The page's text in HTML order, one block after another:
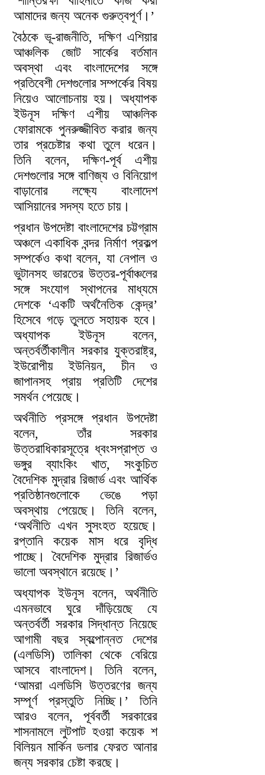
আমাদের জন্য অনেক গুরুত্বপূর্ণ।’
বৈঠকে ভূ-রাজনীতি, দক্ষিণ এশিয়ার
আঞ্চলিক জোট সার্কের বর্তমান
অবস্থা এবং বাংলাদেশের সঙ্গে
প্রতিবেশী দেশগুলোর সম্পর্কের বিষয়
নিয়েও আলোচনায় হয়। অধ্যাপক
ইউনূস দক্ষিণ এশীয় আঞ্চলিক
ফোরামকে পুনরুজ্জীবিত করার জন্য
তার প্রচেষ্টার কথা তুলে ধরেন।
তিনি বলেন, দক্ষিণ-পূর্ব এশীয়
দেশগুলোর সঙ্গে বাণিজ্য ও বিনিয়োগ
বাড়ানোর লক্ষ্যে বাংলাদেশ
আসিয়ানের সদস্য হতে চায়।
প্রধান উপদেষ্টা বাংলাদেশের চট্টগ্রাম
অঞ্চলে একাধিক বন্দর নির্মাণ প্রকল্প
সম্পর্কেও কথা বলেন, যা নেপাল ও
ভুটানসহ ভারতের উত্তর-পূর্বাঞ্চলের
সঙ্গে সংযোগ স্থাপনের মাধ্যমে
দেশকে ‘একটি অর্থনৈতিক কেন্দ্র’
হিসেবে গড়ে তুলতে সহায়ক হবে।
অধ্যাপক ইউনূস বলেন,
অন্তর্বর্তীকালীন সরকার যুক্তরাষ্ট্র,
ইউরোপীয় ইউনিয়ন, চীন ও
জাপানসহ প্রায় প্রতিটি দেশের
সমর্থন পেয়েছে।
অর্থনীতি প্রসঙ্গে প্রধান উপদেষ্টা
বলেন, তাঁর সরকার
উত্তরাধিকারসূত্রে ধ্বংসপ্রাপ্ত ও
ভঙ্গুর ব্যাংকিং খাত, সংকুচিত
বৈদেশিক মুদ্রার রিজার্ভ এবং আর্থিক
প্রতিষ্ঠানগুলোকে ভেঙে পড়া
অবস্থায় পেয়েছে। তিনি বলেন,
‘অর্থনীতি এখন সুসংহত হয়েছে।
রপ্তানি কয়েক মাস ধরে বৃদ্ধি
পাচ্ছে। বৈদেশিক মুদ্রার রিজার্ভও
ভালো অবস্থানে রয়েছে।’
অধ্যাপক ইউনূস বলেন, অর্থনীতি
এমনভাবে ঘুরে দাঁড়িয়েছে যে
অন্তর্বর্তী সরকার সিদ্ধান্ত নিয়েছে
আগামী বছর স্বল্পোন্নত দেশের
(এলডিসি) তালিকা থেকে বেরিয়ে
আসবে বাংলাদেশ। তিনি বলেন,
‘আমরা এলডিসি উত্তরণের জন্য
সম্পূর্ণ প্রস্তুতি নিচ্ছি।’ তিনি
আরও বলেন, পূর্ববর্তী সরকারের
শাসনামলে লুটপাট হওয়া কয়েক শ
বিলিয়ন মার্কিন ডলার ফেরত আনার
জন্য সরকার চেষ্টা করছে।